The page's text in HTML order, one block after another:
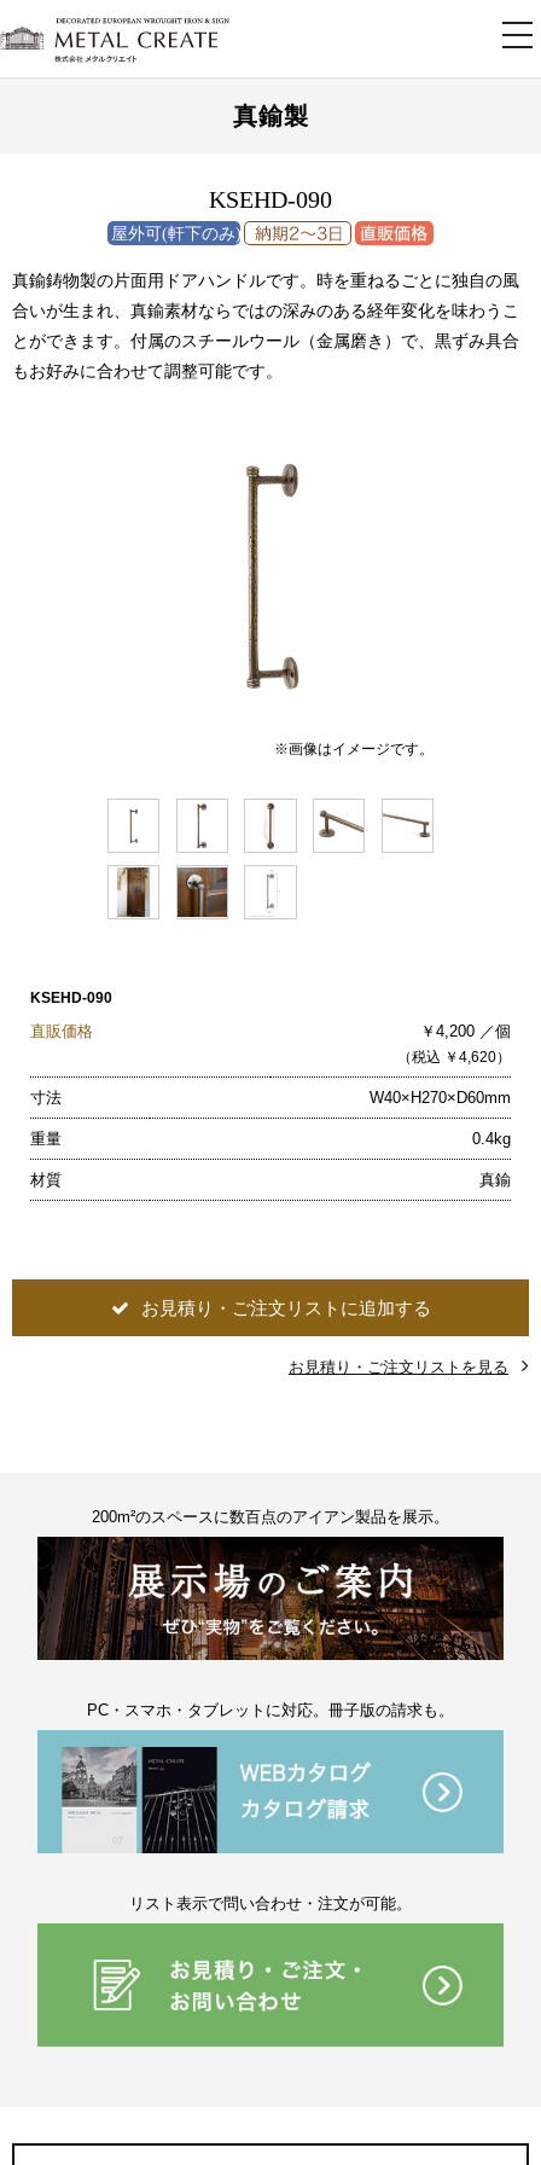
真鍮製
KSEHD-090
真鍮鋳物製の片面用ドアハンドルです。時を重ねるごとに独自の風
合いが生まれ、真鍮素材ならではの深みのある経年変化を味わうこ
とができます。付属のスチールウール（金属磨き）で、黒ずみ具合
もお好みに合わせて調整可能です。
※画像はイメージです。
KSEHD-090
直販価格 ￥4,200 ／個
（税込 ￥4,620）
寸法 W40×H270×D60mm
重量 0.4kg
材質 真鍮
お見積り・ご注文リストに追加する
お見積り・ご注文リストを見る
200m²のスペースに数百点のアイアン製品を展示。
PC・スマホ・タブレットに対応。冊子版の請求も。
リスト表示で問い合わせ・注文が可能。